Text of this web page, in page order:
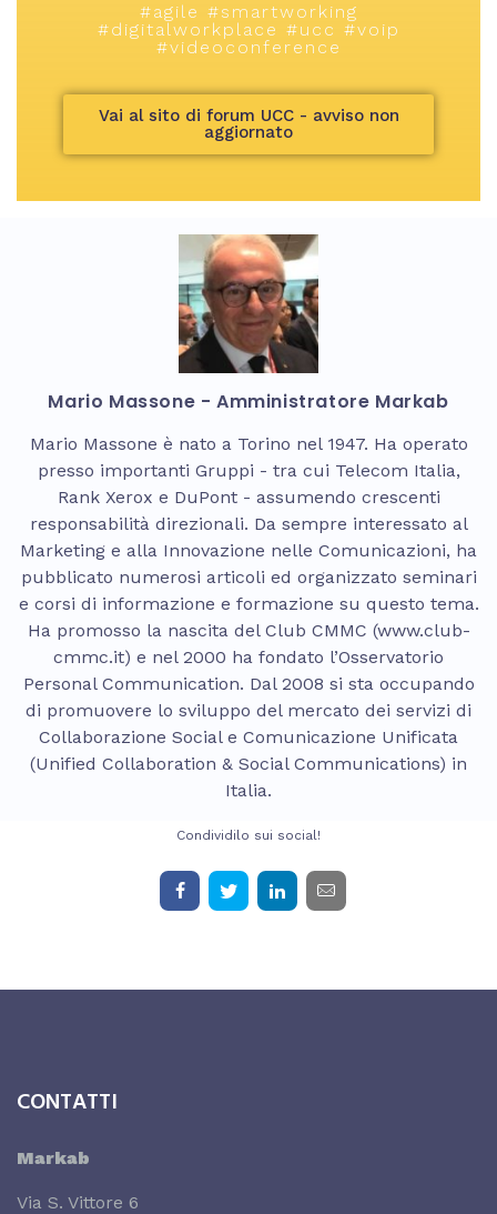
#agile #smartworking
#digitalworkplace #ucc #voip
#videoconference
Vai al sito di forum UCC - avviso non
aggiornato
Mario Massone - Amministratore Markab
Mario Massone è nato a Torino nel 1947. Ha operato
presso importanti Gruppi - tra cui Telecom Italia,
Rank Xerox e DuPont - assumendo crescenti
responsabilità direzionali. Da sempre interessato al
Marketing e alla Innovazione nelle Comunicazioni, ha
pubblicato numerosi articoli ed organizzato seminari
e corsi di informazione e formazione su questo tema.
Ha promosso la nascita del Club CMMC (www.club-
cmmc.it) e nel 2000 ha fondato l’Osservatorio
Personal Communication. Dal 2008 si sta occupando
di promuovere lo sviluppo del mercato dei servizi di
Collaborazione Social e Comunicazione Unificata
(Unified Collaboration & Social Communications) in
Italia.
Condividilo sui social!
CONTATTI
Markab
Via S. Vittore 6